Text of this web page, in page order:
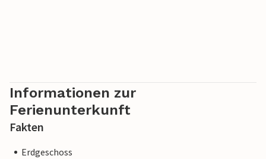
Informationen zur
Ferienunterkunft
Fakten
Erdgeschoss